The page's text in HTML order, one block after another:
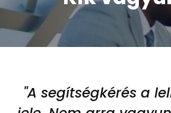
"A segítségkérés a